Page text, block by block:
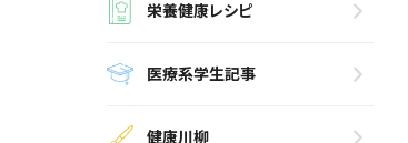
栄養健康レシピ
医療系学生記事
健康川柳